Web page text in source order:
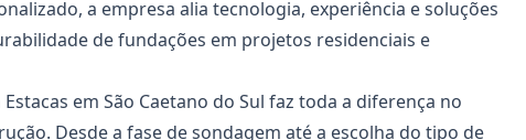
a empresa alia tecnologia, experiência e soluções
de fundações em projetos residenciais e
em São Caetano do Sul faz toda a diferença no
Desde a fase de sondagem até a escolha do tipo de